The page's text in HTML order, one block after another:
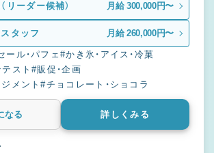
リーダー候補） 月給 300,000円〜
タッフ 月給 260,000円〜
ール・パフェ#かき氷・アイス・冷菓
テスト#販促・企画
ジメント#チョコレート・ショコラ
なる 詳しくみる